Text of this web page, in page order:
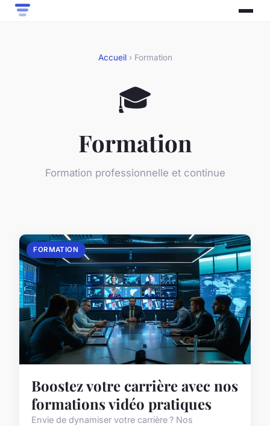
Accueil› Formation
🎓
Formation
Formation professionnelle et continue
FORMATION
Boostez votre carrière avec nos
formations vidéo pratiques
Envie de dynamiser votre carrière ? Nos